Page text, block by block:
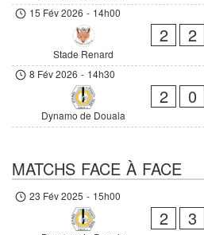
15 Fév 2026 - 14h00
Stade Renard
2 2
8 Fév 2026 - 14h30
Dynamo de Douala
2 0
MATCHS FACE À FACE
23 Fév 2025 - 15h00
2 3